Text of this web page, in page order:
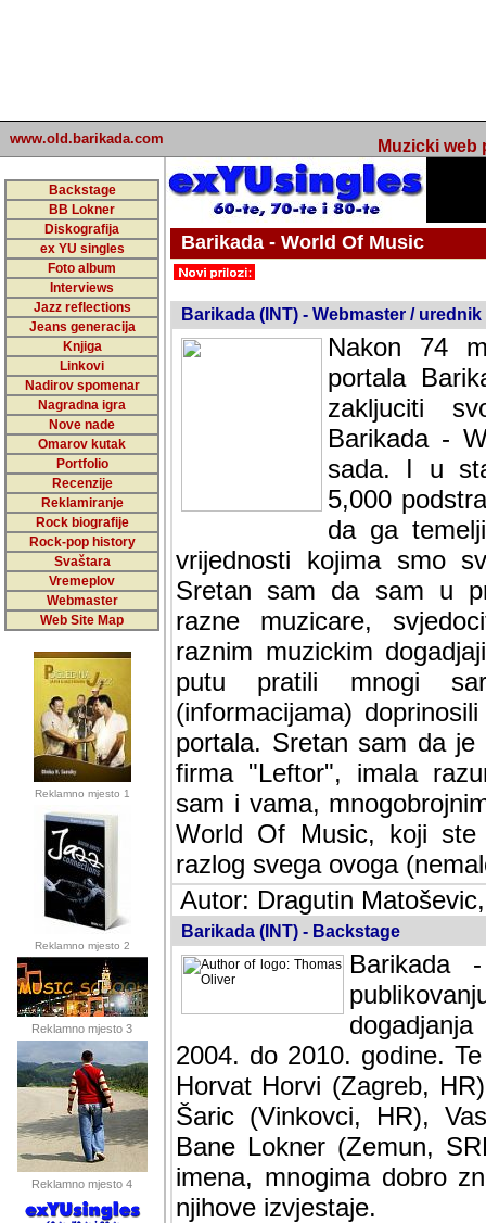
www.old.barikada.com Muzicki web
Backstage
BB Lokner
Diskografija
ex YU singles
Foto album
Interviews
Jazz reflections
Jeans generacija
Knjiga
Linkovi
Nadirov spomenar
Nagradna igra
Nove nade
Omarov kutak
Portfolio
Recenzije
Reklamiranje
Rock biografije
Rock-pop history
Svaštara
Vremeplov
Webmaster
Web Site Map
Reklamno mjesto 1
Reklamno mjesto 2
Reklamno mjesto 3
Reklamno mjesto 4
Barikada - World Of Music
Barikada (INT) - Webmaster / urednik
Nakon 74
portala
zakljuciti
Barikada -
sada. I u
5,000
da ga
vrijednosti kojima smo
Sretan sam da sam u
muzicare, svjedociti
muzickim dogadjajima...
mnogi saradnici koji
doprinosili vrijednosti i
sam da je i moj web
imala razumijevanja za
mnogobrojnim
Music, koji ste ga
ovoga (nemalog) rada.
Autor: Dragutin
Barikada (INT) - Backstage
Barikada
2004. do 2010. godine.
Horvat Horvi (Zagreb,
Šaric (Vinkovci, HR),
Bane Lokner (Zemun,
imena, mnogima dobro
njihove izvjestaje.